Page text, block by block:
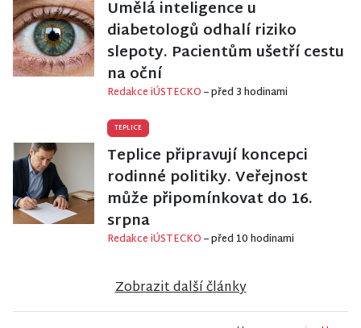
Umělá inteligence u
diabetologů odhalí riziko
slepoty. Pacientům ušetří cestu
na oční
Redakce iÚSTECKO– před 3 hodinami
TEPLICE
Teplice připravují koncepci
rodinné politiky. Veřejnost
může připomínkovat do 16.
srpna
Redakce iÚSTECKO– před 10 hodinami
Zobrazit další články